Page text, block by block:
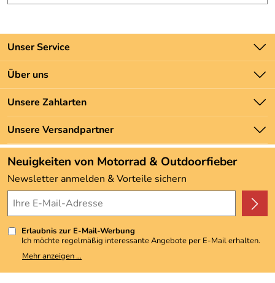
Unser Service
Kontakt
Batteriegesetz
Newsletter
Zahlung und Versand
Über uns
Unsere Bestseller
Marken
Neu
Angebote
Kundenbewertungen (3.493)
4,9/5*****
Unsere Zahlarten
Unsere Versandpartner
Neuigkeiten von Motorrad & Outdoorfieber
Newsletter anmelden & Vorteile sichern
Erlaubnis zur E-Mail-Werbung
Ich möchte regelmäßig interessante Angebote per E-Mail erhalten.
Meine E-Mail-Adresse wird nicht an andere Unternehmen
weitergegeben. Zu statistischen Zwecken wird in anonymer Form
Mehr anzeigen ...